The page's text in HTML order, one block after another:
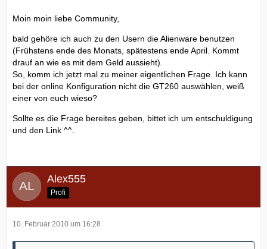
Moin moin liebe Community,
bald gehöre ich auch zu den Usern die Alienware benutzen
(Frühstens ende des Monats, spätestens ende April. Kommt
drauf an wie es mit dem Geld aussieht).
So, komm ich jetzt mal zu meiner eigentlichen Frage. Ich kann
bei der online Konfiguration nicht die GT260 auswählen, weiß
einer von euch wieso?
Sollte es die Frage bereites geben, bittet ich um entschuldigung
und den Link ^^.
Alex555
Profi
10. Februar 2010 um 16:28